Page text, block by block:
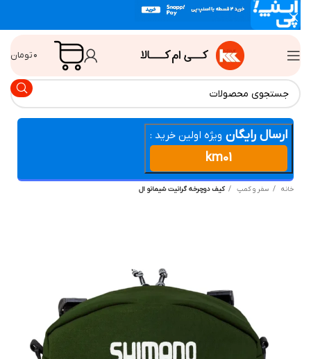
تومان
ارسال رایگان ویژه اولین خرید :
km01
سفر و کمپ کیف دوچرخه گرانیت شیمانو ال